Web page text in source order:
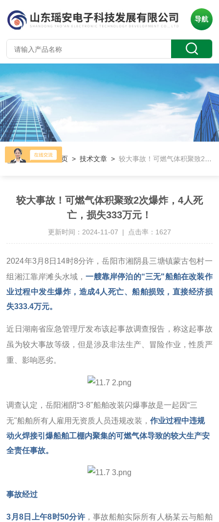
导航
当前位置：首页 >技术文章 >较大事故！可燃气体积聚致2次爆炸，4人死亡，损失333万元！
较大事故！可燃气体积聚致2次爆炸，4人死
亡，损失333万元！
更新时间：2024-11-07 | 点击率：1627
2024年3月8日14时8分许，岳阳市湘阴县三塘镇蒙古包村一
组湘江靠岸滩头水域，一艘靠岸停泊的“三无"船舶在改装作
业过程中发生爆炸，造成4人死亡、船舶损毁，直接经济损
失333.4万元。
近日湖南省应急管理厅发布该起事故调查报告，称这起事故
虽为较大事故等级，但是涉及非法生产、冒险作业，性质严
重、影响恶劣。
调查认定，岳阳湘阴“3·8"船舶改装闪爆事故是一起因“三
无"船舶所有人雇用无资质人员违规改装，作业过程中违规
动火焊接引爆船舶工棚内聚集的可燃气体导致的较大生产安
全责任事故。
事故经过
3月8日上午8时50分许，事故船舶实际所有人杨某云与船舶